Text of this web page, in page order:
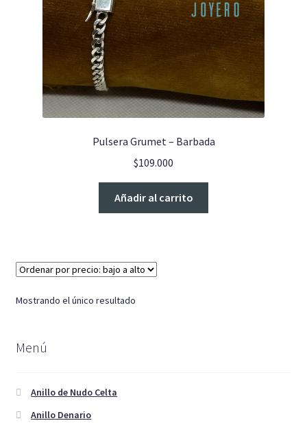
Pulseras
Anillo Unisex
Cadenas
Pulsera Grumet – Barbada
$109.000
Añadir al carrito
Mostrando el único resultado
Menú
Anillo de Nudo Celta
Anillo Denario